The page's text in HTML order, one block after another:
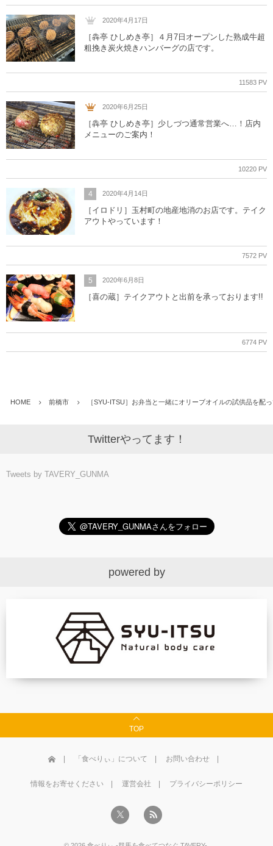
2020年4月17日
［犇亭 ひしめき亭］４月7日オープンした熟成牛超
粗挽き炭火焼きハンバーグの店です。
11583 PV
2020年6月25日
［犇亭 ひしめき亭］少しづつ通常営業へ…！店内
メニューのご案内！
10220 PV
4 2020年4月14日
［イロドリ］玉村町の地産地消のお店です。テイク
アウトやっています！
7572 PV
5 2020年6月8日
［喜の蔵］テイクアウトと出前を承っております!!
6774 PV
HOME 前橋市 ［SYU-ITSU］お弁当と一緒にオリーブオイルの試供品を配
Twitterやってます！
Tweets by TAVERY_GUNMA
powered by
TOP
「食べりぃ」について お問い合わせ
情報をお寄せください 運営会社 プライバシーポリシー